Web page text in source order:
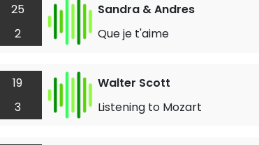
25
2
Sandra & Andres
Que je t'aime
19
3
Walter Scott
Listening to Mozart